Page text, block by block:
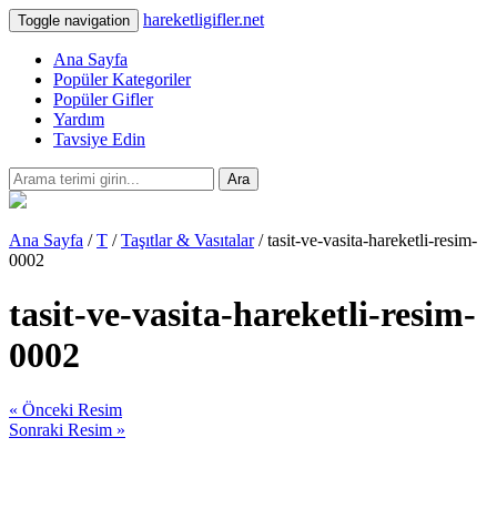
Toggle navigation hareketligifler.net
Ana Sayfa
Popüler Kategoriler
Popüler Gifler
Yardım
Tavsiye Edin
Ara
Ana Sayfa /T /Taşıtlar & Vasıtalar/ tasit-ve-vasita-hareketli-resim-
0002
tasit-ve-vasita-hareketli-resim-
0002
« Önceki Resim
Sonraki Resim »